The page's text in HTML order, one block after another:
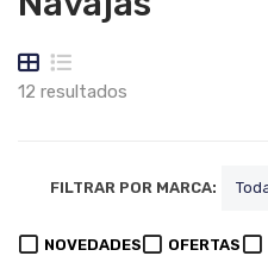
12 resultados
FILTRAR POR MARCA:
NOVEDADES OFERTAS